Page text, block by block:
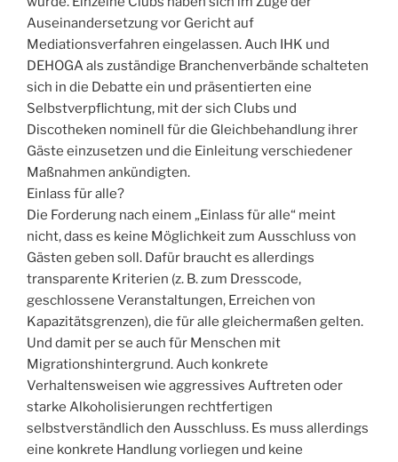
Auseinandersetzung vor Gericht auf
Mediationsverfahren eingelassen. Auch IHK und
DEHOGA als zuständige Branchenverbände schalteten
sich in die Debatte ein und präsentierten eine
Selbstverpflichtung, mit der sich Clubs und
Discotheken nominell für die Gleichbehandlung ihrer
Gäste einzusetzen und die Einleitung verschiedener
Maßnahmen ankündigten.
Einlass für alle?
Die Forderung nach einem „Einlass für alle“ meint
nicht, dass es keine Möglichkeit zum Ausschluss von
Gästen geben soll. Dafür braucht es allerdings
transparente Kriterien (z. B. zum Dresscode,
geschlossene Veranstaltungen, Erreichen von
Kapazitätsgrenzen), die für alle gleichermaßen gelten.
Und damit per se auch für Menschen mit
Migrationshintergrund. Auch konkrete
Verhaltensweisen wie aggressives Auftreten oder
starke Alkoholisierungen rechtfertigen
selbstverständlich den Ausschluss. Es muss allerdings
eine konkrete Handlung vorliegen und keine